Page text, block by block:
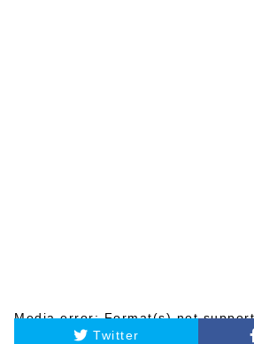
Media error: Format(s) not
Twitter